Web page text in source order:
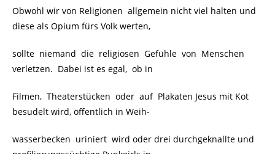
Obwohl wir von Religionen allgemein nicht viel halten und
diese als Opium fürs Volk werten,
sollte niemand die religiösen Gefühle von Menschen
verletzen. Dabei ist es egal, ob in
Filmen, Theaterstücken oder auf Plakaten Jesus mit Kot
besudelt wird, öffentlich in Weih-
wasserbecken uriniert wird oder drei durchgeknallte und